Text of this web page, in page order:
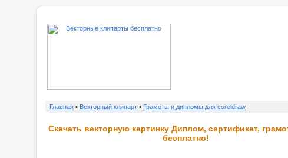
Главная • Векторный клипарт • Грамоты и дипломы для coreldraw
Скачать векторную картинку Диплом, сертификат,
бесплатно!